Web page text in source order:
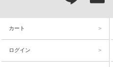
カート
ログイン